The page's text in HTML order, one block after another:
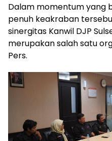
Dalam momentum yang
penuh keakraban
sinergitas Kanwil DJP
merupakan salah satu
Pers.